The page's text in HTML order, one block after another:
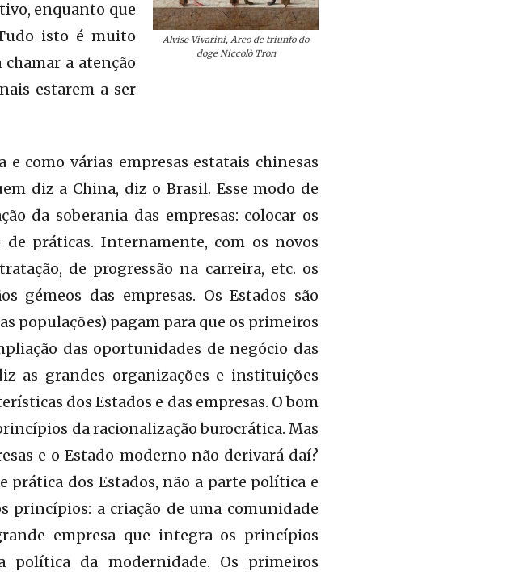
Alvise Vivarini, Arco de triunfo do
doge Niccolò Tron
enquanto que
isto é muito
a atenção
estarem a ser
como várias empresas estatais chinesas
diz a China, diz o Brasil. Esse modo de
da soberania das empresas: colocar os
práticas. Internamente, com os novos
de progressão na carreira, etc. os
gémeos das empresas. Os Estados são
populações) pagam para que os primeiros
das oportunidades de negócio das
as grandes organizações e instituições
dos Estados e das empresas. O bom
da racionalização burocrática. Mas
e o Estado moderno não derivará daí?
prática dos Estados, não a parte política e
princípios: a criação de uma comunidade
empresa que integra os princípios
política da modernidade. Os primeiros